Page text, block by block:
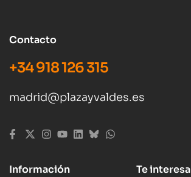
Contacto
+34 918 126 315
madrid@plazayvaldes.es
Información Te interesa